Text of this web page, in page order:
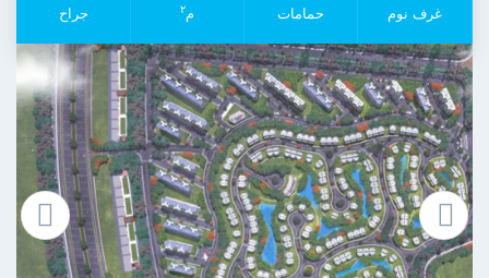
غرف نوم حمامات م٢ جراح